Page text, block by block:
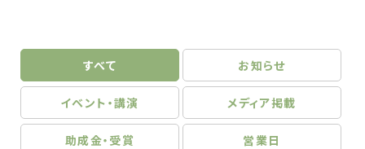
すべて お知らせ
イベント・講演 メディア掲載
助成金・受賞 営業日